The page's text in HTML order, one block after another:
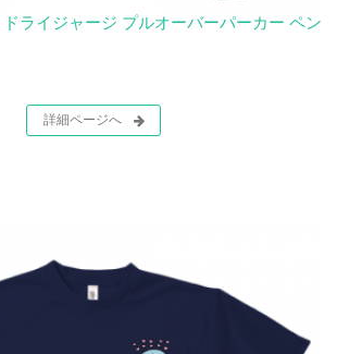
ライジャージ プルオーバーパーカー ペン
詳細ページへ